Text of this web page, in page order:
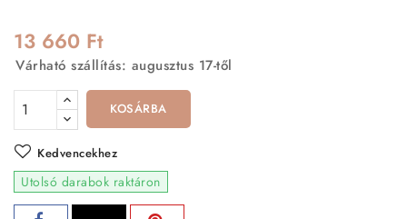
13 660 Ft
Várható szállítás: augusztus 17-től
KOSÁRBA
Kedvencekhez
Utolsó darabok raktáron